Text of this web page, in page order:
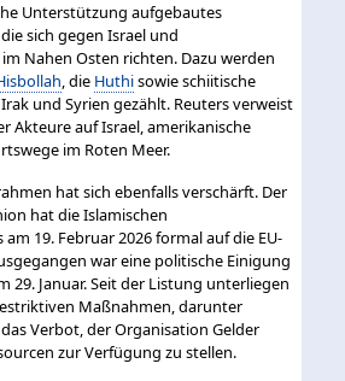
Unterstützung aufgebautes
sich gegen Israel und
Nahen Osten richten. Dazu werden
, die Huthisowie schiitische
und Syrien gezählt. Reuters verweist
Akteure auf Israel, amerikanische
im Roten Meer.
hat sich ebenfalls verschärft. Der
hat die Islamischen
am 19. Februar 2026 formal auf die EU-
war eine politische Einigung
29. Januar. Seit der Listung unterliegen
Maßnahmen, darunter
Verbot, der Organisation Gelder
zur Verfügung zu stellen.